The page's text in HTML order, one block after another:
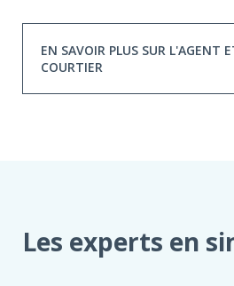
EN SAVOIR PLUS SUR L'AGENT
COURTIER
Les experts en